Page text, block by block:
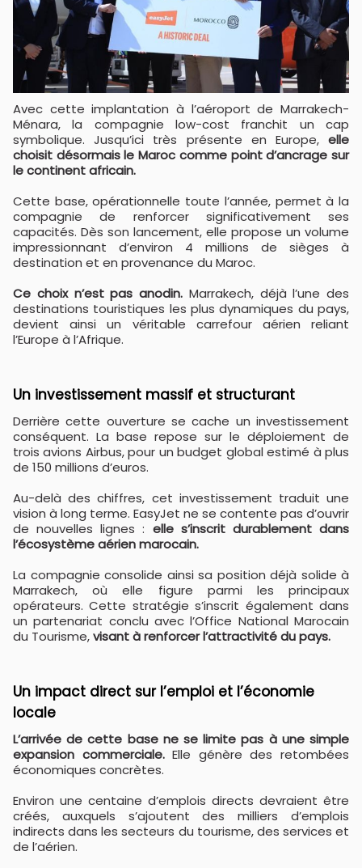
Avec cette implantation à l’aéroport de Marrakech-
Ménara, la compagnie low-cost franchit un cap
symbolique. Jusqu’ici très présente en Europe,elle
choisit désormais le Maroc comme point d’ancrage sur
le continent africain.
Cette base, opérationnelle toute l’année, permet à la
compagnie de renforcer significativement ses
capacités. Dès son lancement, elle propose un volume
impressionnant d’environ 4 millions de sièges à
destination et en provenance du Maroc.
Ce choix n’est pas anodin. Marrakech, déjà l’une des
destinations touristiques les plus dynamiques du pays,
devient ainsi un véritable carrefour aérien reliant
l’Europe à l’Afrique.
Un investissement massif et structurant
Derrière cette ouverture se cache un investissement
conséquent. La base repose sur le déploiement de
trois avions Airbus, pour un budget global estimé à plus
de 150 millions d’euros.
Au-delà des chiffres, cet investissement traduit une
vision à long terme. EasyJet ne se contente pas d’ouvrir
de nouvelles lignes : elle s’inscrit durablement dans
l’écosystème aérien marocain.
La compagnie consolide ainsi sa position déjà solide à
Marrakech, où elle figure parmi les principaux
opérateurs. Cette stratégie s’inscrit également dans
un partenariat conclu avec l’Office National Marocain
du Tourisme,visant à renforcer l’attractivité du pays.
Un impact direct sur l’emploi et l’économie
locale
L’arrivée de cette base ne se limite pas à une simple
expansion commerciale.Elle génère des retombées
économiques concrètes.
Environ une centaine d’emplois directs devraient être
créés, auxquels s’ajoutent des milliers d’emplois
indirects dans les secteurs du tourisme, des services et
de l’aérien.